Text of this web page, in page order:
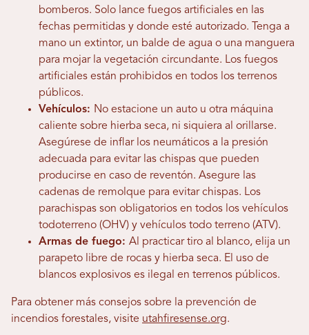
bomberos. Solo lance fuegos artificiales en las
fechas permitidas y donde esté autorizado. Tenga a
mano un extintor, un balde de agua o una manguera
para mojar la vegetación circundante. Los fuegos
artificiales están prohibidos en todos los terrenos
públicos.
Vehículos: No estacione un auto u otra máquina
caliente sobre hierba seca, ni siquiera al orillarse.
Asegúrese de inflar los neumáticos a la presión
adecuada para evitar las chispas que pueden
producirse en caso de reventón. Asegure las
cadenas de remolque para evitar chispas. Los
parachispas son obligatorios en todos los vehículos
todoterreno (OHV) y vehículos todo terreno (ATV).
Armas de fuego: Al practicar tiro al blanco, elija un
parapeto libre de rocas y hierba seca. El uso de
blancos explosivos es ilegal en terrenos públicos.
Para obtener más consejos sobre la prevención de
incendios forestales, visite utahfiresense.org.